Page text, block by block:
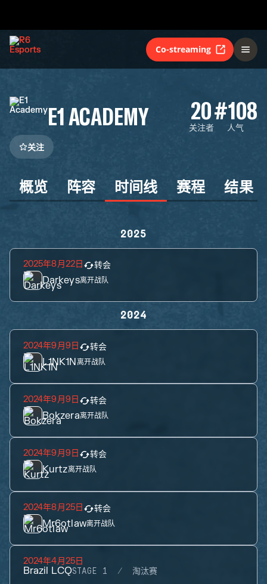
Co-streaming
E1 ACADEMY 20
关注者
#108
人气
关注
概览 阵容 时间线 赛程 结果
2025
2025年8月22日 转会
Darkeys离开战队
2024
2024年9月9日 转会
L1NK1N离开战队
2024年9月9日 转会
Bokzera离开战队
2024年9月9日 转会
Kurtz离开战队
2024年8月25日 转会
Mr6otlaw离开战队
2024年4月25日
Brazil LCQSTAGE 1 淘汰赛